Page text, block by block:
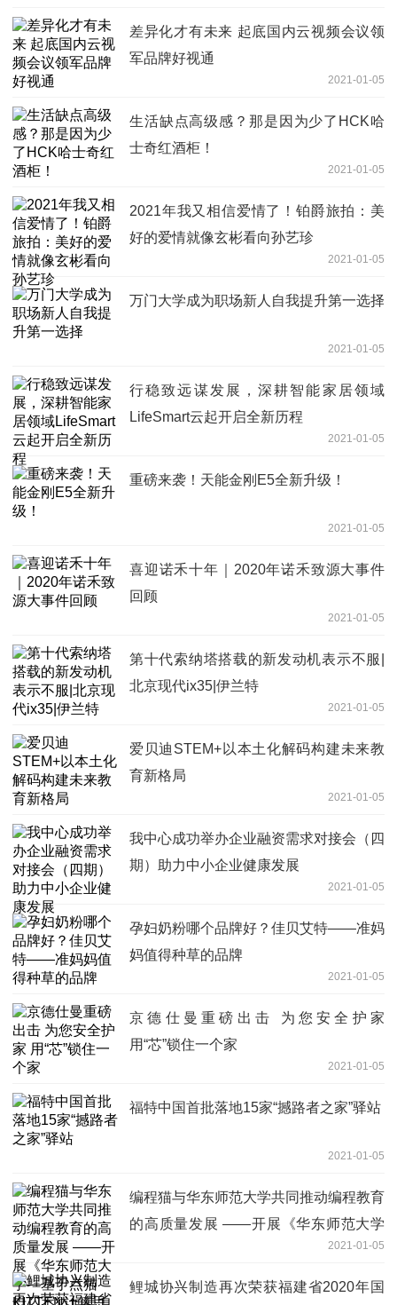
差异化才有未来 起底国内云视频会议领
军品牌好视通
2021-01-05
生活缺点高级感？那是因为少了HCK哈
士奇红酒柜！
2021-01-05
2021年我又相信爱情了！铂爵旅拍：美
好的爱情就像玄彬看向孙艺珍
2021-01-05
万门大学成为职场新人自我提升第一选择
2021-01-05
行稳致远谋发展，深耕智能家居领域
LifeSmart云起开启全新历程
2021-01-05
重磅来袭！天能金刚E5全新升级！
2021-01-05
喜迎诺禾十年｜2020年诺禾致源大事件
回顾
2021-01-05
第十代索纳塔搭载的新发动机表示不服|
北京现代ix35|伊兰特
2021-01-05
爱贝迪STEM+以本土化解码构建未来教
育新格局
2021-01-05
我中心成功举办企业融资需求对接会（四
期）助力中小企业健康发展
2021-01-05
孕妇奶粉哪个品牌好？佳贝艾特——准妈
妈值得种草的品牌
2021-01-05
京德仕曼重磅出击 为您安全护家
用“芯”锁住一个家
2021-01-05
福特中国首批落地15家“撼路者之家”驿站
2021-01-05
编程猫与华东师范大学共同推动编程教育
的高质量发展 ——开展《华东师范大学
—基于点猫KITTEN计算思维课程开发》
结题报告会
2021-01-05
鲤城协兴制造再次荣获福建省2020年国